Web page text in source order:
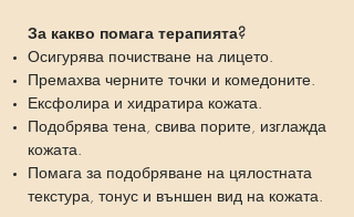
За какво помага терапията?
Осигурява почистване на лицето.
Премахва черните точки и комедоните.
Ексфолира и хидратира кожата.
Подобрява тена, свива порите, изглажда
кожата.
Помага за подобряване на цялостната
текстура, тонус и външен вид на кожата.